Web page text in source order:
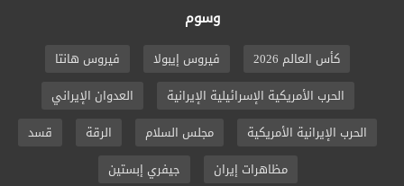
وسوم
كأس العالم 2026 فيروس إيبولا
فيروس هانتا
الحرب الأمريكية الإسرائيلية الإيرانية
العدوان الإيراني
الحرب الإيرانية الأمريكية
مجلس السلام الرقة
قسد
مظاهرات إيران
جيفري إبستين